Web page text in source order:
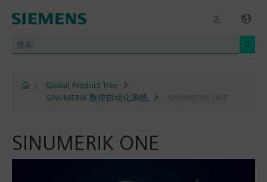
Global Product Tree
SINUMERIK 数控自动化系统
SINUMERIK ONE
SINUMERIK ONE